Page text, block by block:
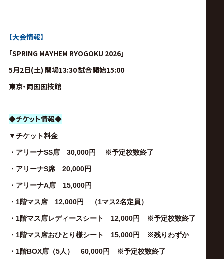
【大会情報】
「SPRING MAYHEM RYOGOKU 2026」
5月2日(土) 開場13:30 試合開始15:00
東京・両国国技館
◆チケット情報◆
▼チケット料金
・アリーナSS席 30,000円 ※予定枚数終了
・アリーナS席 20,000円
・アリーナA席 15,000円
・1階マス席 12,000円 （1マス2名定員）
・1階マス席レディースシート 12,000円 ※予定枚数終了
・1階マス席おひとり様シート 15,000円 ※残りわずか
・1階BOX席（5人） 60,000円 ※予定枚数終了